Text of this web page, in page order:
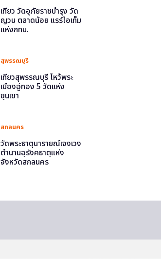
เที่ยว วัดอุภัยราชบำรุง วัด
ญวน ตลาดน้อย แรร์ไอเท็ม
แห่งกทม.
สุพรรณบุรี
เที่ยวสุพรรณบุรี ไหว้พระ
เมืองอู่ทอง 5 วัดแห่ง
ขุนเขา
สกลนคร
วัดพระธาตุนารายณ์เจงเวง
ตำนานอุรังคธาตุแห่ง
จังหวัดสกลนคร